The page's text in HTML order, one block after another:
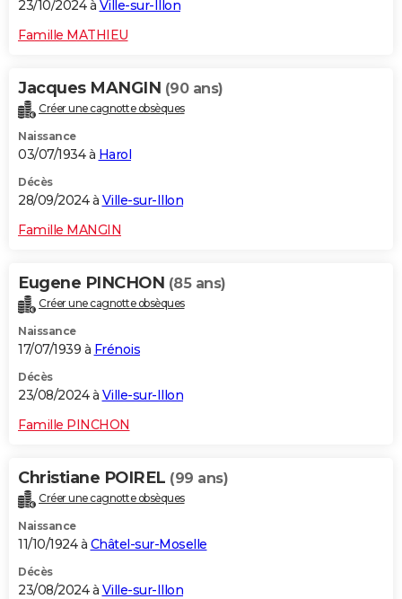
23/10/2024 à Ville-sur-Illon
Famille MATHIEU
Jacques MANGIN (90 ans)
Créer une cagnotte obsèques
Naissance
03/07/1934 à Harol
Décès
28/09/2024 à Ville-sur-Illon
Famille MANGIN
Eugene PINCHON (85 ans)
Créer une cagnotte obsèques
Naissance
17/07/1939 à Frénois
Décès
23/08/2024 à Ville-sur-Illon
Famille PINCHON
Christiane POIREL (99 ans)
Créer une cagnotte obsèques
Naissance
11/10/1924 à Châtel-sur-Moselle
Décès
23/08/2024 à Ville-sur-Illon